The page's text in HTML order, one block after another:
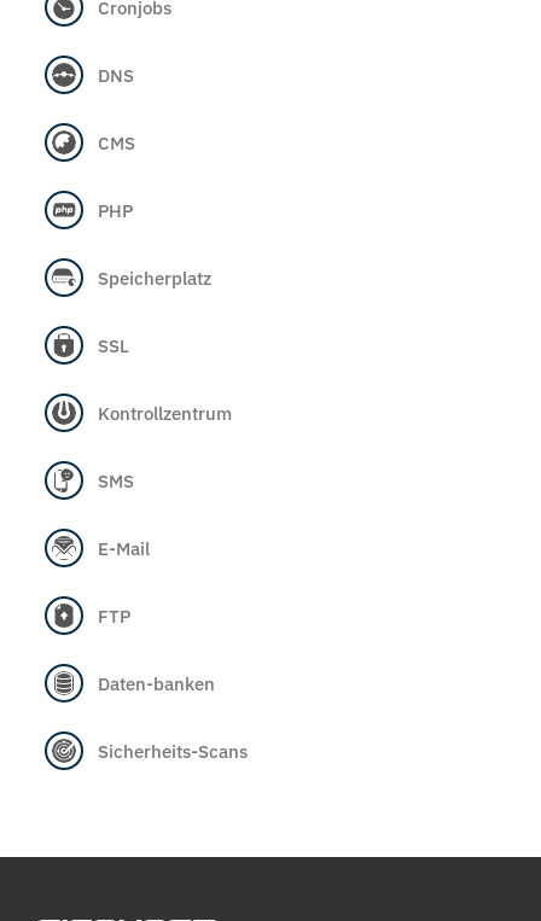
Cronjobs
DNS
CMS
PHP
Speicherplatz
SSL
Kontrollzentrum
SMS
E-Mail
FTP
Daten-banken
Sicherheits-Scans